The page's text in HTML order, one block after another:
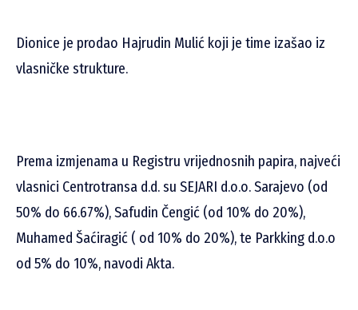
Dionice je prodao Hajrudin Mulić koji je time izašao iz
vlasničke strukture.
Prema izmjenama u Registru vrijednosnih papira, najveći
vlasnici Centrotransa d.d. su SEJARI d.o.o. Sarajevo (od
50% do 66.67%), Safudin Čengić (od 10% do 20%),
Muhamed Šaćiragić ( od 10% do 20%), te Parkking d.o.o
od 5% do 10%, navodi Akta.